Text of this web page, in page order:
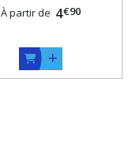
À partir de 4€90